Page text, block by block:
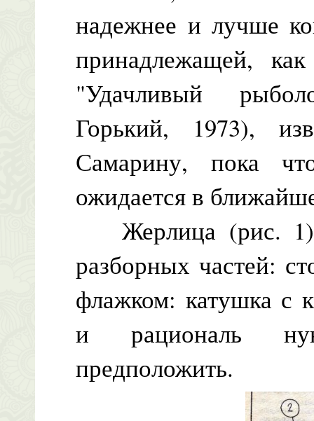
надежнее и лучше
принадлежащей,
"Удачливый
Горький, 1973),
Самарину, пока
ожидается в
Жерлица (рис. 1)
разборных частей:
флажком: катушка с
и рациональ
предположить.